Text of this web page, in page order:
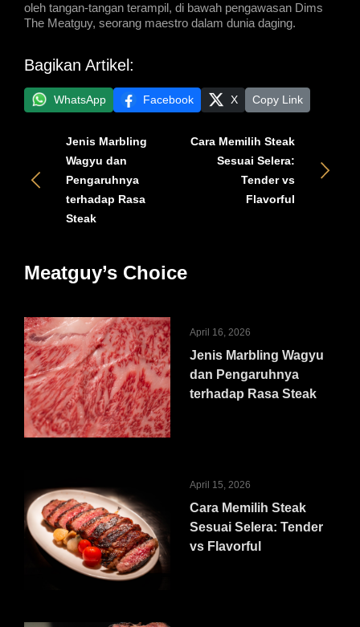
oleh tangan-tangan terampil, di bawah pengawasan Dims
The Meatguy, seorang maestro dalam dunia daging.
Bagikan Artikel:
WhatsApp Facebook X Copy Link
Jenis Marbling
Wagyu dan
Pengaruhnya
terhadap Rasa
Steak
Cara Memilih Steak
Sesuai Selera:
Tender vs
Flavorful
Meatguy’s Choice
April 16, 2026
Jenis Marbling Wagyu
dan Pengaruhnya
terhadap Rasa Steak
April 15, 2026
Cara Memilih Steak
Sesuai Selera: Tender
vs Flavorful